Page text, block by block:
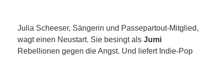
Julia Scheeser, Sängerin und Passepartout-Mitglied,
wagt einen Neustart. Sie besingt als Jumi
Rebellionen gegen die Angst. Und liefert Indie-Pop